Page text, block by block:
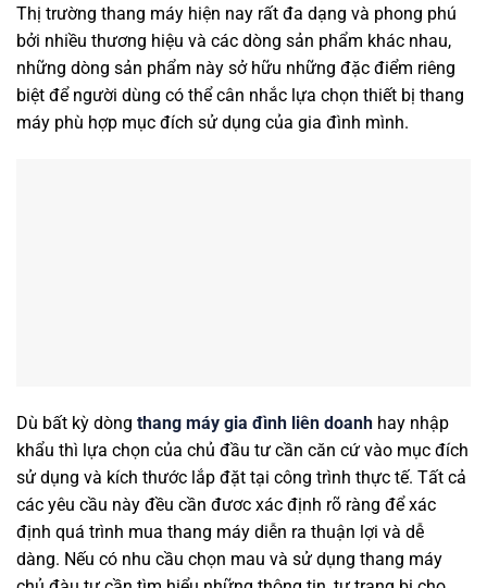
Thị trường thang máy hiện nay rất đa dạng và phong phú
bởi nhiều thương hiệu và các dòng sản phẩm khác nhau,
những dòng sản phẩm này sở hữu những đặc điểm riêng
biệt để người dùng có thể cân nhắc lựa chọn thiết bị thang
máy phù hợp mục đích sử dụng của gia đình mình.
Dù bất kỳ dòng thang máy gia đình liên doanh hay nhập
khẩu thì lựa chọn của chủ đầu tư cần căn cứ vào mục đích
sử dụng và kích thước lắp đặt tại công trình thực tế. Tất cả
các yêu cầu này đều cần đươc xác định rõ ràng để xác
định quá trình mua thang máy diễn ra thuận lợi và dễ
dàng. Nếu có nhu cầu chọn mau và sử dụng thang máy